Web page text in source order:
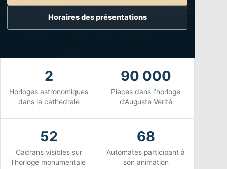
Horaires des présentations
2
Horloges astronomiques
dans la cathédrale
90 000
Pièces dans l’horloge
d’Auguste Vérité
52
Cadrans visibles sur
l’horloge monumentale
68
Automates participant à
son animation